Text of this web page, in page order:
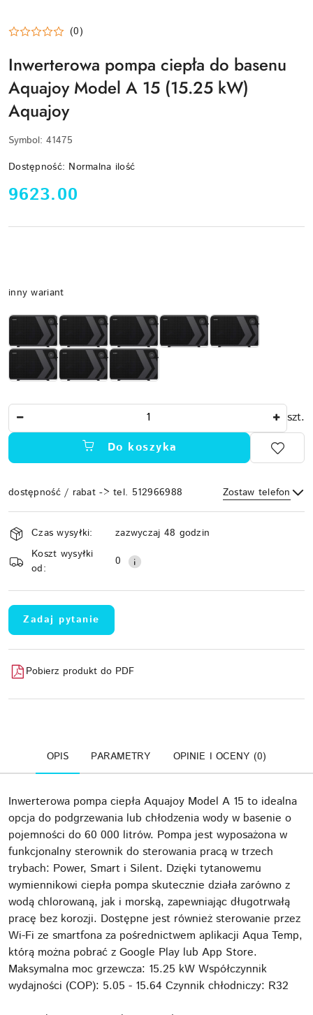
(0)
Inwerterowa pompa ciepła do basenu
Aquajoy Model A 15 (15.25 kW)
Aquajoy
Symbol: 41475
Dostępność: Normalna ilość
cena:
9623.00
Wariant
inny wariant
szt.
Do koszyka
dostępność / rabat -> tel. 512966988 Zostaw telefon
Wyślij
Dostępność
i
dostawa
Czas wysyłki:
zazwyczaj 48 godzin
Koszt wysyłki
od:
0
Zadaj pytanie
Pobierz produkt do PDF
OPIS PARAMETRY OPINIE I OCENY (0)
Inwerterowa pompa ciepła Aquajoy Model A 15 to idealna
opcja do podgrzewania lub chłodzenia wody w basenie o
pojemności do 60 000 litrów. Pompa jest wyposażona w
funkcjonalny sterownik do sterowania pracą w trzech
trybach: Power, Smart i Silent. Dzięki tytanowemu
wymiennikowi ciepła pompa skutecznie działa zarówno z
wodą chlorowaną, jak i morską, zapewniając długotrwałą
pracę bez korozji. Dostępne jest również sterowanie przez
Wi-Fi ze smartfona za pośrednictwem aplikacji Aqua Temp,
którą można pobrać z Google Play lub App Store.
Maksymalna moc grzewcza: 15.25 kW Współczynnik
wydajności (COP): 5.05 - 15.64 Czynnik chłodniczy: R32